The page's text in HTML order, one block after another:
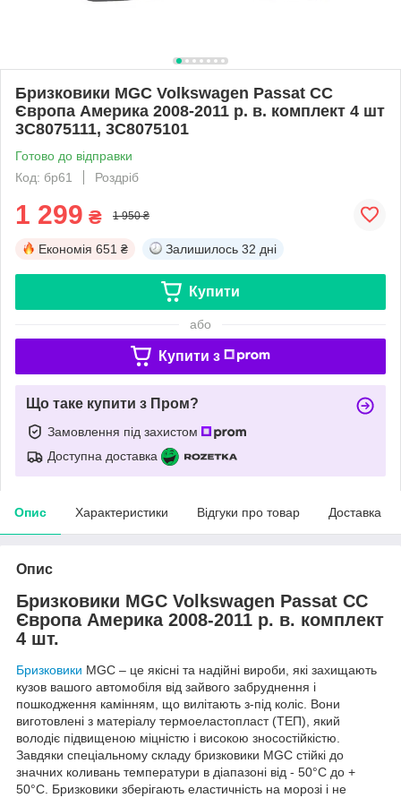
Бризковики MGC Volkswagen Passat CC
Європа Америка 2008-2011 р. в. комплект 4 шт
3C8075111, 3C8075101
Готово до відправки
Код: бр61
Роздріб
1 299 ₴ 1 950 ₴
Економія 651 ₴ Залишилось 32 дні
Купити
або
Купити з
Що таке купити з Пром?
Замовлення під захистом
Доступна доставка
Опис Характеристики Відгуки про товар Доставка
Опис
Бризковики MGC Volkswagen Passat CC
Європа Америка 2008-2011 р. в. комплект
4 шт.
Бризковики MGC – це якісні та надійні вироби, які захищають
кузов вашого автомобіля від зайвого забруднення і
пошкодження камінням, що вилітають з-під коліс. Вони
виготовлені з матеріалу термоеластопласт (ТЕП), який
володіє підвищеною міцністю і високою зносостійкістю.
Завдяки спеціальному складу бризковики MGC стійкі до
значних коливань температури в діапазоні від - 50°C до +
50°С. Бризковики зберігають еластичність на морозі і не